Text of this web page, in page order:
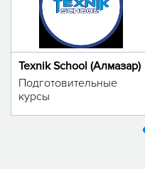
Texnik School (Алмазар)
Подготовительные
курсы